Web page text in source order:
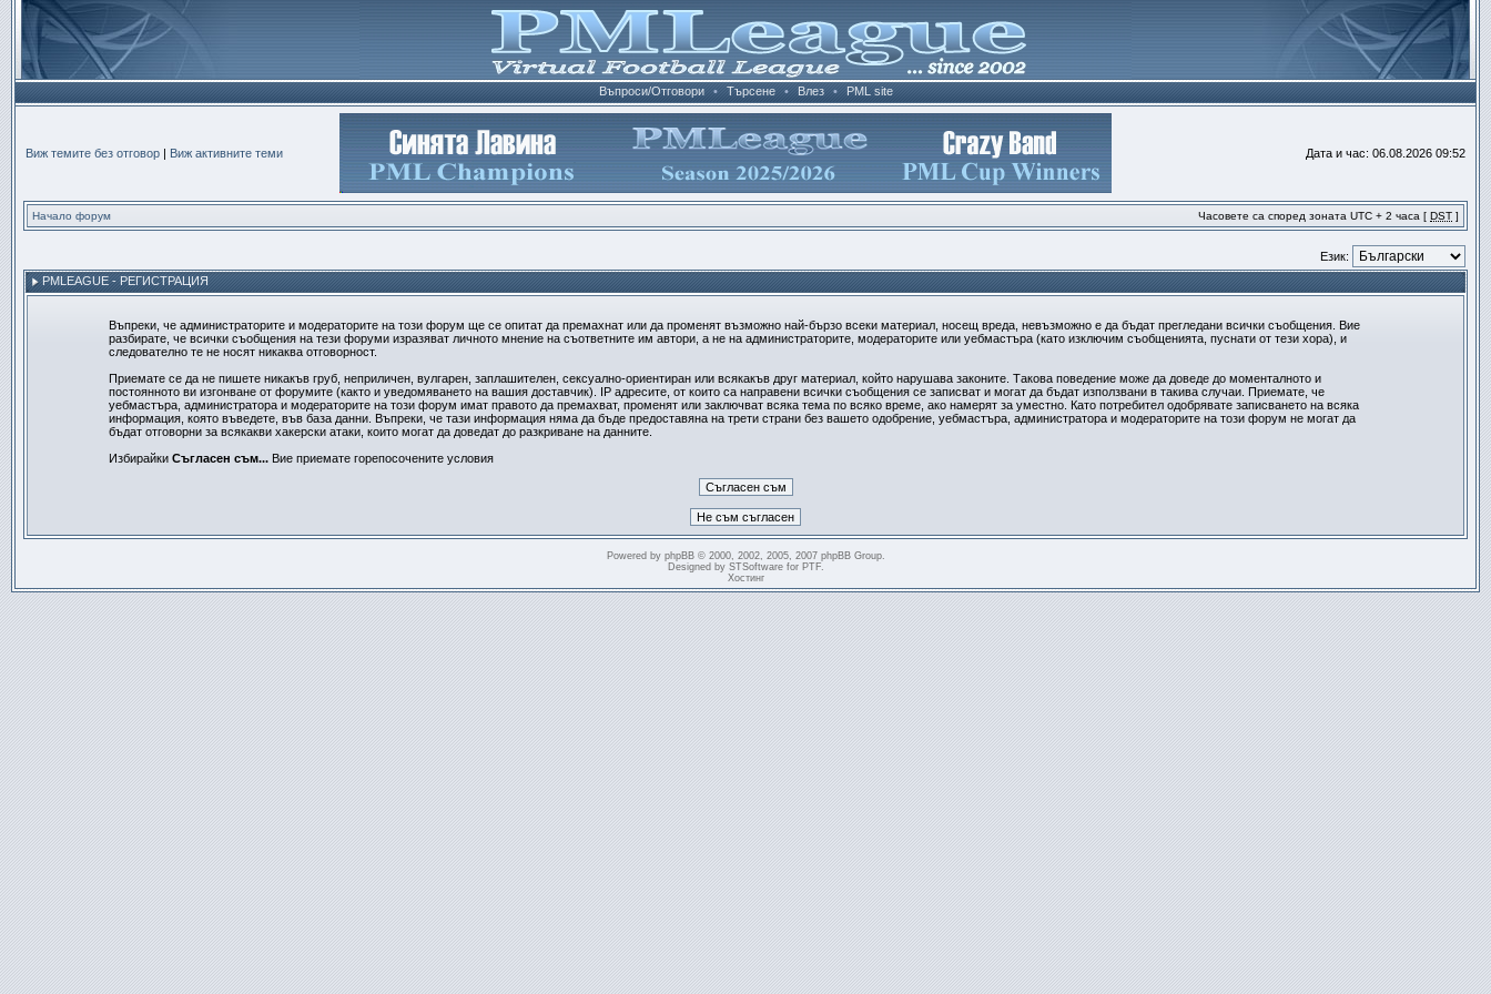
Въпроси/Отговори • Търсене • Влез • PML site
Виж темите без отговор | Виж активните теми Дата и час: 06.08.2026 09:52
Начало форум Часовете са според зоната UTC + 2 часа [ DST ]
Език:
PMLEAGUE - РЕГИСТРАЦИЯ
Въпреки, че администраторите и модераторите на този форум ще се опитат да премахнат или да променят възможно най-бързо всеки материал, носещ вреда, невъзможно е да бъдат прегледани всички съобщения. Вие
разбирате, че всички съобщения на тези форуми изразяват личното мнение на съответните им автори, а не на администраторите, модераторите или уебмастъра (като изключим съобщенията, пуснати от тези хора), и
следователно те не носят никаква отговорност.
Приемате се да не пишете никакъв груб, неприличен, вулгарен, заплашителен, сексуално-ориентиран или всякакъв друг материал, който нарушава законите. Такова поведение може да доведе до моменталното и
постоянното ви изгонване от форумите (както и уведомяването на вашия доставчик). IP адресите, от които са направени всички съобщения се записват и могат да бъдат използвани в такива случаи. Приемате, че
уебмастъра, администратора и модераторите на този форум имат правото да премахват, променят или заключват всяка тема по всяко време, ако намерят за уместно. Като потребител одобрявате записването на всяка
информация, която въведете, във база данни. Въпреки, че тази информация няма да бъде предоставяна на трети страни без вашето одобрение, уебмастъра, администратора и модераторите на този форум не могат да
бъдат отговорни за всякакви хакерски атаки, които могат да доведат до разкриване на данните.
Избирайки Съгласен съм...Вие приемате горепосочените условия
Powered by phpBB© 2000, 2002, 2005, 2007 phpBB Group.
Designed by STSoftwarefor PTF.
Хостинг